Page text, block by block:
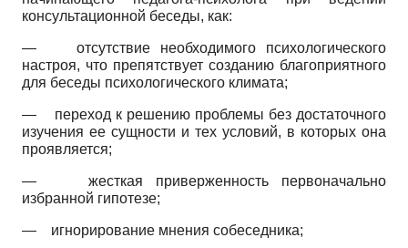
консультационной беседы, как:
— отсутствие необходимого психологического
настроя, что препятствует созданию благоприятного
для беседы психологического климата;
— переход к решению проблемы без достаточного
изучения ее сущности и тех условий, в которых она
проявляется;
— жесткая приверженность первоначально
избранной гипотезе;
— игнорирование мнения собеседника;